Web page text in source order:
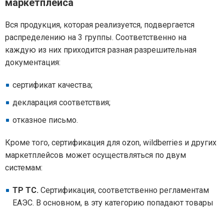
маркетплейса
Вся продукция, которая реализуется, подвергается
распределению на 3 группы. Соответственно на
каждую из них приходится разная разрешительная
документация:
сертификат качества;
декларация соответствия;
отказное письмо.
Кроме того, сертификация для ozon, wildberries и других
маркетплейсов может осуществляться по двум
системам:
ТР ТС. Сертификация, соответственно регламентам
ЕАЭС. В основном, в эту категорию попадают товары